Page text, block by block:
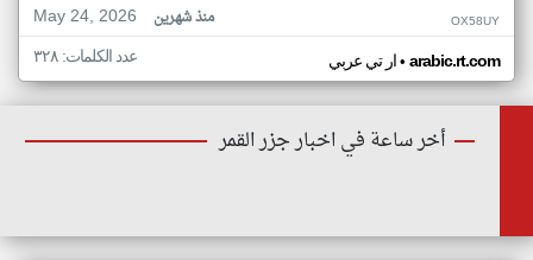
May 24, 2026
منذ شهرين OX58UY
ار تي عربي• arabic.rt.com عدد الكلمات: ٣٢٨
أخر ساعة في اخبار جزر القمر